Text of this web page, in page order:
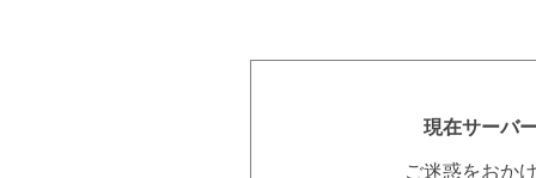
現在サーバ
ご迷惑をおか